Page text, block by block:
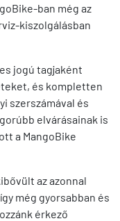
ban még az
kiszolgálásban
jogú tagjaként
és kompletten
szerszámával és
elvárásainak is
a MangoBike
az azonnal
még gyorsabban és
érkező